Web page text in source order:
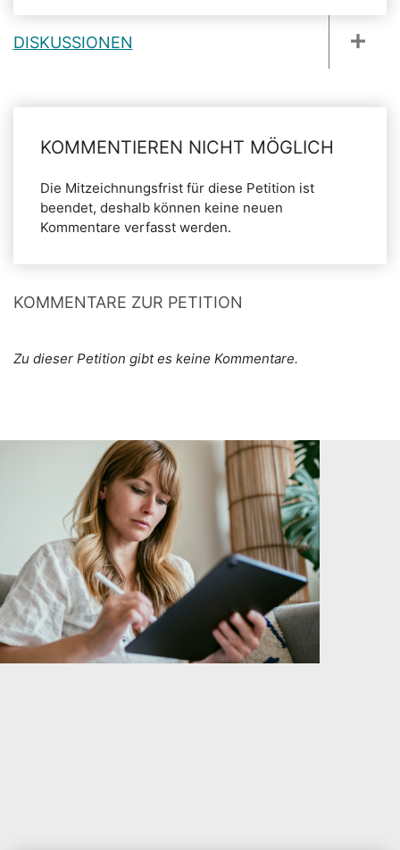
DISKUSSIONEN
KOMMENTIEREN NICHT MÖGLICH
Die Mitzeichnungsfrist für diese Petition ist
beendet, deshalb können keine neuen
Kommentare verfasst werden.
KOMMENTARE ZUR PETITION
Zu dieser Petition gibt es keine Kommentare.